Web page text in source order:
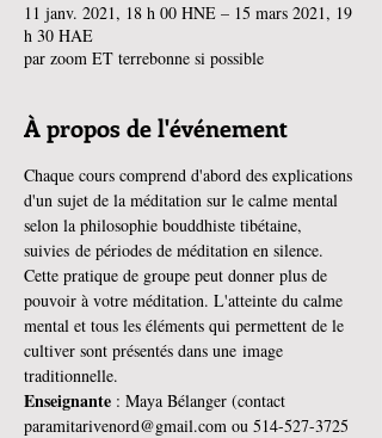
11 janv. 2021, 18 h 00 HNE – 15 mars 2021, 19
h 30 HAE
par zoom ET terrebonne si possible
À propos de l'événement
Chaque cours comprend d'abord des explications
d'un sujet de la méditation sur le calme mental
selon la philosophie bouddhiste tibétaine,
suivies de périodes de méditation en silence.
Cette pratique de groupe peut donner plus de
pouvoir à votre méditation. L'atteinte du calme
mental et tous les éléments qui permettent de le
cultiver sont présentés dans une image
traditionnelle.
Enseignante : Maya Bélanger (contact
paramitarivenord@gmail.com ou 514-527-3725